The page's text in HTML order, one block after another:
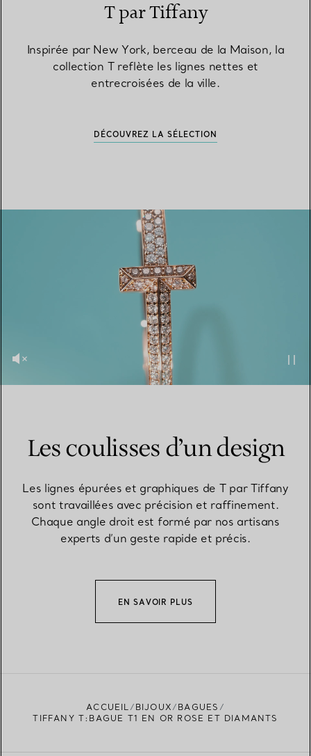
T par Tiffany
Inspirée par New York, berceau de la Maison, la
collection T reflète les lignes nettes et
entrecroisées de la ville.
DÉCOUVREZ LA SÉLECTION
Les coulisses d’un design
Les lignes épurées et graphiques de T par Tiffany
sont travaillées avec précision et raffinement.
Chaque angle droit est formé par nos artisans
experts d’un geste rapide et précis.
EN SAVOIR PLUS
ACCUEIL BIJOUX
BAGUES
TIFFANY T:BAGUE T1 EN OR ROSE ET DIAMANTS